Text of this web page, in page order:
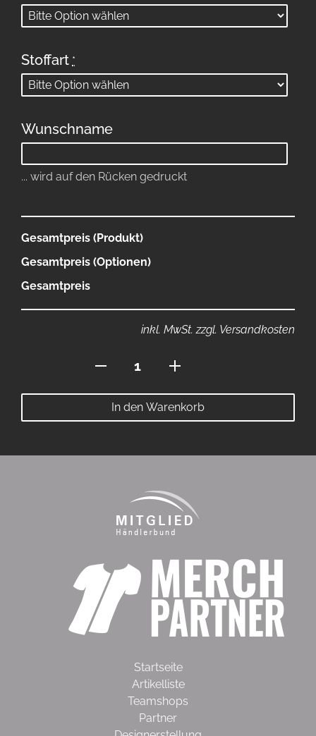
Stoffart *
Wunschname
... wird auf den Rücken gedruckt
Gesamtpreis (Produkt)
Gesamtpreis (Optionen)
Gesamtpreis
inkl. MwSt. zzgl. Versandkosten
Trikot
Menge
In den Warenkorb
Startseite
Artikelliste
Teamshops
Partner